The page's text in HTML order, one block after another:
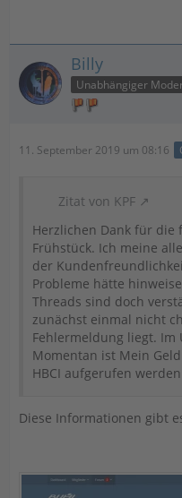
Billy
11. September 2019 um 08:16
Zitat von KPF
Herzlichen Dank für
Frühstück. Ich meine
der
Probleme hätte
Threads sind doch
zunächst einmal nicht
Fehlermeldung liegt. Im
Momentan ist Mein
HBCI aufgerufen
Diese Informationen gibt